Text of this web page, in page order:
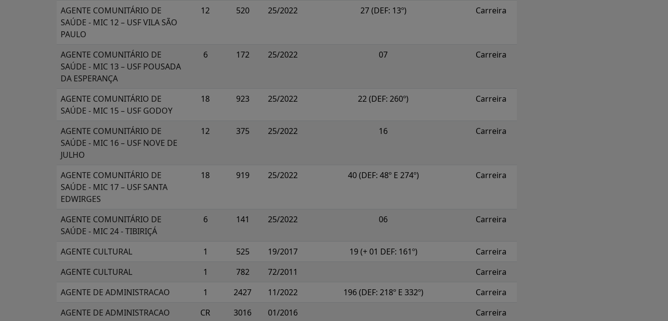
AGENTE COMUNITÁRIO DE
SAÚDE - MIC 12 – USF VILA SÃO
PAULO
12 520 25/2022 27 (DEF: 13º) Carreira
AGENTE COMUNITÁRIO DE
SAÚDE - MIC 13 – USF POUSADA
DA ESPERANÇA
6 172 25/2022 07 Carreira
AGENTE COMUNITÁRIO DE
SAÚDE - MIC 15 – USF GODOY
18 923 25/2022 22 (DEF: 260º) Carreira
AGENTE COMUNITÁRIO DE
SAÚDE - MIC 16 – USF NOVE DE
JULHO
12 375 25/2022 16 Carreira
AGENTE COMUNITÁRIO DE
SAÚDE - MIC 17 – USF SANTA
EDWIRGES
18 919 25/2022 40 (DEF: 48º E 274º) Carreira
AGENTE COMUNITÁRIO DE
SAÚDE - MIC 24 - TIBIRIÇÁ
6 141 25/2022 06 Carreira
AGENTE CULTURAL 1 525 19/2017 19 (+ 01 DEF: 161º)
Carreira
AGENTE CULTURAL
1 782 72/2011
Carreira
AGENTE DE ADMINISTRACAO
1 2427 11/2022 196 (DEF: 218º E 332º)
Carreira
AGENTE DE ADMINISTRACAO
CR 3016 01/2016
Carreira